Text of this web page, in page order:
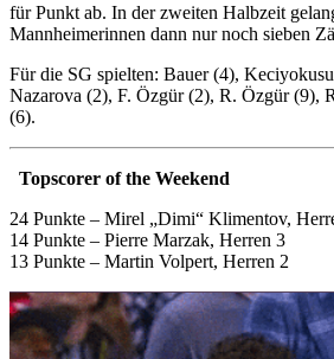
für Punkt ab. In der zweiten Halbzeit
Mannheimerinnen dann nur noch sieben
Für die SG spielten: Bauer (4),
Nazarova (2), F. Özgür (2), R. Özgür (9),
(6).
Topscorer of the Weekend
24 Punkte – Mirel „Dimi“ Klimentov,
14 Punkte – Pierre Marzak, Herren 3
13 Punkte – Martin Volpert, Herren 2